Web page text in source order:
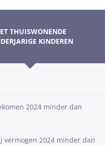
THUISWONENDE
KINDEREN
2024 minder dan
vermogen 2024 minder dan